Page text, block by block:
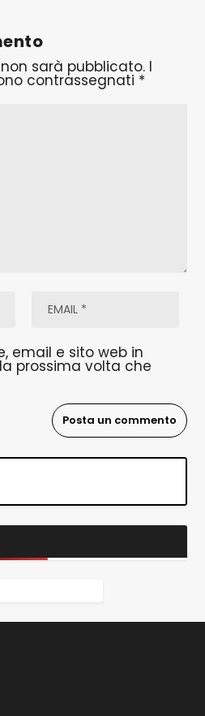
sarà pubblicato. I
contrassegnati *
email e sito web in
prossima volta che